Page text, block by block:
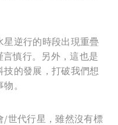
逆行的時段出現重疊
言慎行。另外，這也是
的發展，打破我們想
。
/世代行星，雖然沒有標